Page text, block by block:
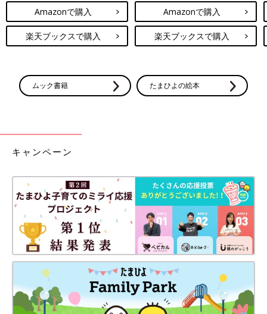
Amazonで購入
楽天ブックスで購入
Amazonで購入
楽天ブックスで購入
ムック書籍 たまひよの絵本
キャンペーン